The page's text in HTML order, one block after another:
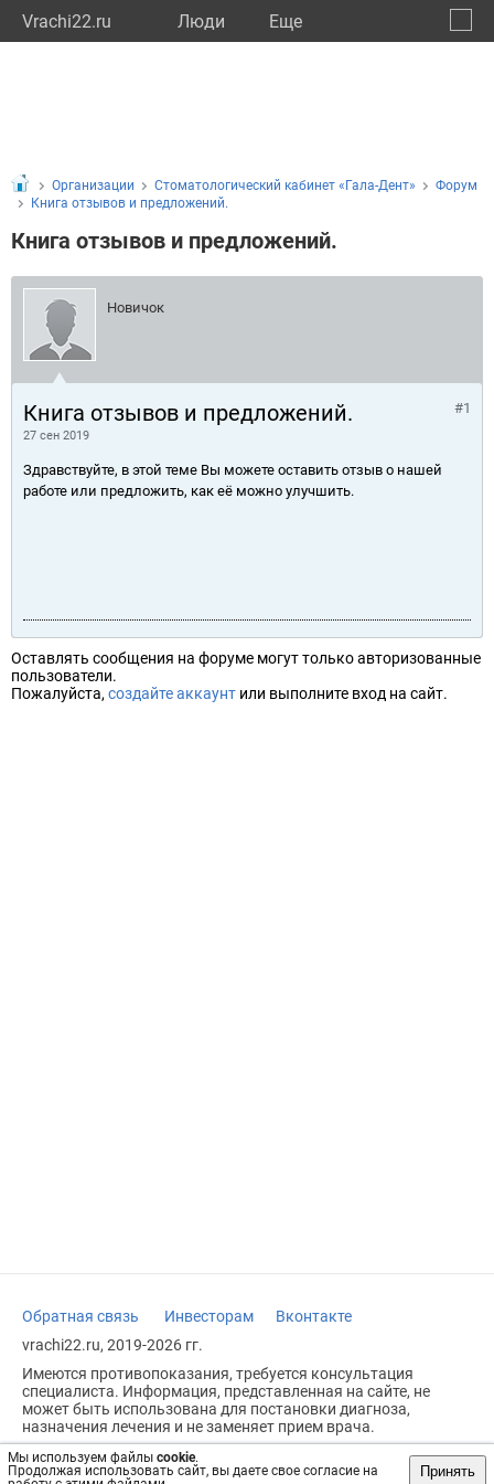
Vrachi22.ru Люди Eще
Мы используем файлы cookie.
Продолжая использовать сайт, вы даете свое согласие на
Принять
Организации Стоматологический кабинет «Гала-Дент»
Форум
Книга отзывов и предложений.
Книга отзывов и предложений.
Новичок
Книга отзывов и предложений.
27 сен 2019
#1
Здравствуйте, в этой теме Вы можете оставить отзыв о нашей
работе или предложить, как её можно улучшить.
Оставлять сообщения на форуме могут только авторизованные
пользователи.
Пожалуйста, создайте аккаунт или выполните вход на сайт.
Обратная связь Инвесторам
Вконтакте
vrachi22.ru, 2019-2026 гг.
Имеются противопоказания, требуется консультация
специалиста. Информация, представленная на сайте, не
может быть использована для постановки диагноза,
назначения лечения и не заменяет прием врача.
Возрастное ограничение: 18+